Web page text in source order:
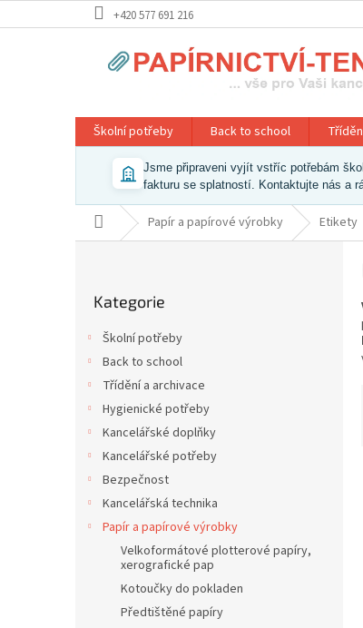
na
+420 577 691 216
Školní potřeby Back to school
Jsme připraveni vyjít vstříc potřebám
fakturu se splatností. Kontaktujte nás a
Domů Papír a papírové výrobky Etikety
kategorie
Kategorie
Školní potřeby
Back to school
Třídění a archivace
Hygienické potřeby
Kancelářské doplňky
Kancelářské potřeby
Bezpečnost
Kancelářská technika
Papír a papírové výrobky
Velkoformátové plotterové papíry,
xerografické pap
Kotoučky do pokladen
Předtištěné papíry